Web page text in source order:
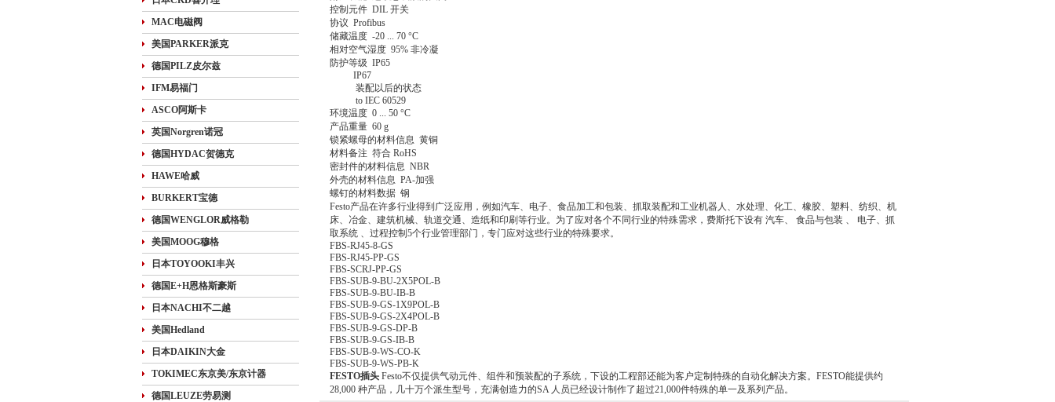
MAC电磁阀
美国PARKER派克
德国PILZ皮尔兹
IFM易福门
ASCO阿斯卡
英国Norgren诺冠
德国HYDAC贺德克
HAWE哈威
BURKERT宝德
德国WENGLOR威格勒
美国MOOG穆格
日本TOYOOKI丰兴
德国E+H恩格斯豪斯
日本NACHI不二越
美国Hedland
日本DAIKIN大金
TOKIMEC东京美/东京计器
德国LEUZE劳易测
控制元件 DIL 开关
协议 Profibus
储藏温度 -20 ... 70 °C
相对空气湿度 95% 非冷凝
防护等级 IP65
IP67
装配以后的状态
to IEC 60529
环境温度 0 ... 50 °C
产品重量 60 g
锁紧螺母的材料信息 黄铜
材料备注 符合 RoHS
密封件的材料信息 NBR
外壳的材料信息 PA-加强
螺钉的材料数据 钢
Festo产品在许多行业得到广泛应用，例如汽车、电子、食品加工和包装、抓取装配和工业机器人、水处理、化工、橡胶、塑料、纺织、机
床、冶金、建筑机械、轨道交通、造纸和印刷等行业。为了应对各个不同行业的特殊需求，费斯托下设有 汽车、 食品与包装 、 电子、抓
取系统 、过程控制5个行业管理部门，专门应对这些行业的特殊要求。
FBS-RJ45-8-GS
FBS-RJ45-PP-GS
FBS-SCRJ-PP-GS
FBS-SUB-9-BU-2X5POL-B
FBS-SUB-9-BU-IB-B
FBS-SUB-9-GS-1X9POL-B
FBS-SUB-9-GS-2X4POL-B
FBS-SUB-9-GS-DP-B
FBS-SUB-9-GS-IB-B
FBS-SUB-9-WS-CO-K
FBS-SUB-9-WS-PB-K
FESTO插头 Festo不仅提供气动元件、组件和预装配的子系统，下设的工程部还能为客户定制特殊的自动化解决方案。FESTO能提供约
28,000 种产品，几十万个派生型号，充满创造力的SA 人员已经设计制作了超过21,000件特殊的单一及系列产品。